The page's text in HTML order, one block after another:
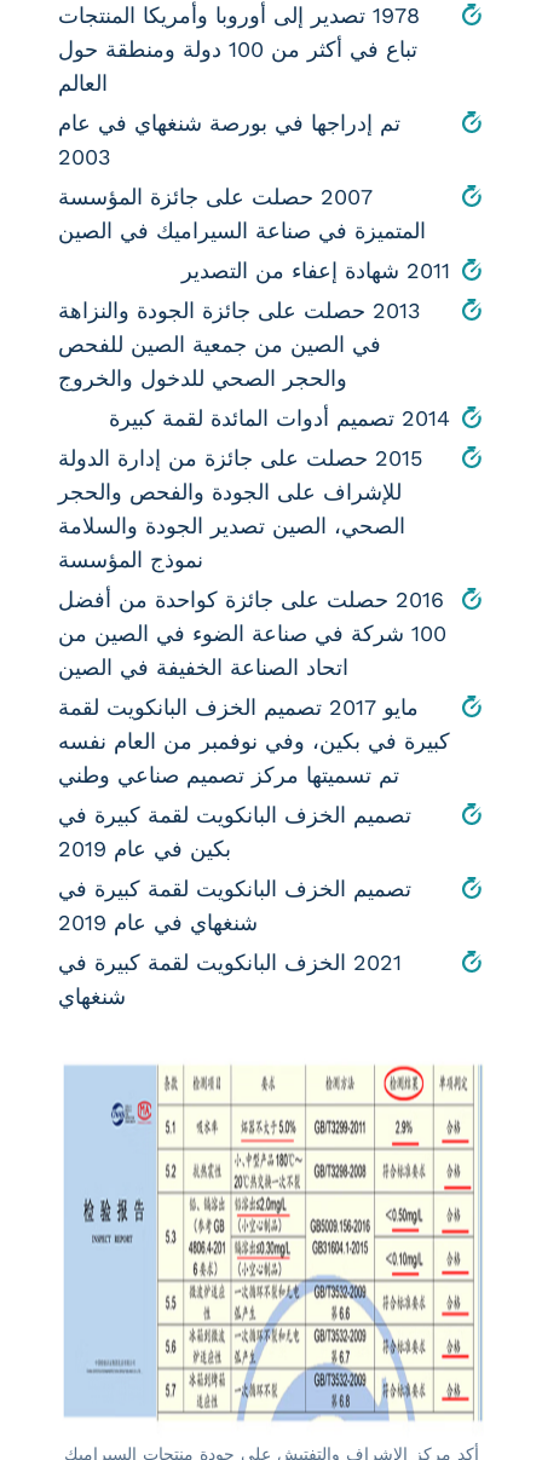
1978 تصدير إلى أوروبا وأمريكا المنتجات
تباع في أكثر من 100 دولة ومنطقة حول
العالم
تم إدراجها في بورصة شنغهاي في عام
2003
2007 حصلت على جائزة المؤسسة
المتميزة في صناعة السيراميك في الصين
2011 شهادة إعفاء من التصدير
2013 حصلت على جائزة الجودة والنزاهة
في الصين من جمعية الصين للفحص
والحجر الصحي للدخول والخروج
2014 تصميم أدوات المائدة لقمة كبيرة
2015 حصلت على جائزة من إدارة الدولة
للإشراف على الجودة والفحص والحجر
الصحي، الصين تصدير الجودة والسلامة
نموذج المؤسسة
2016 حصلت على جائزة كواحدة من أفضل
100 شركة في صناعة الضوء في الصين من
اتحاد الصناعة الخفيفة في الصين
مايو 2017 تصميم الخزف البانكويت لقمة
كبيرة في بكين، وفي نوفمبر من العام نفسه
تم تسميتها مركز تصميم صناعي وطني
تصميم الخزف البانكويت لقمة كبيرة في
بكين في عام 2019
تصميم الخزف البانكويت لقمة كبيرة في
شنغهاي في عام 2019
2021 الخزف البانكويت لقمة كبيرة في
شنغهاي
أكد مركز الإشراف والتفتيش على جودة منتجات السيراميك